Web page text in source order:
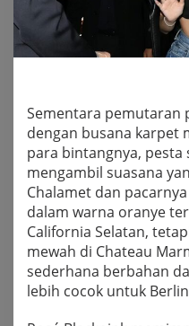
Sementara pemutaran
dengan busana karpet
para bintangnya,
mengambil suasana
Chalamet dan
dalam warna oranye
California Selatan,
mewah di Chateau
sederhana berbahan
lebih cocok untuk